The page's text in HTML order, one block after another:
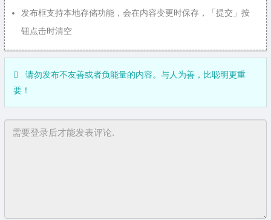
发布框支持本地存储功能，会在内容变更时保存，「提交」按
钮点击时清空
请勿发布不友善或者负能量的内容。与人为善，比聪明更重
要！